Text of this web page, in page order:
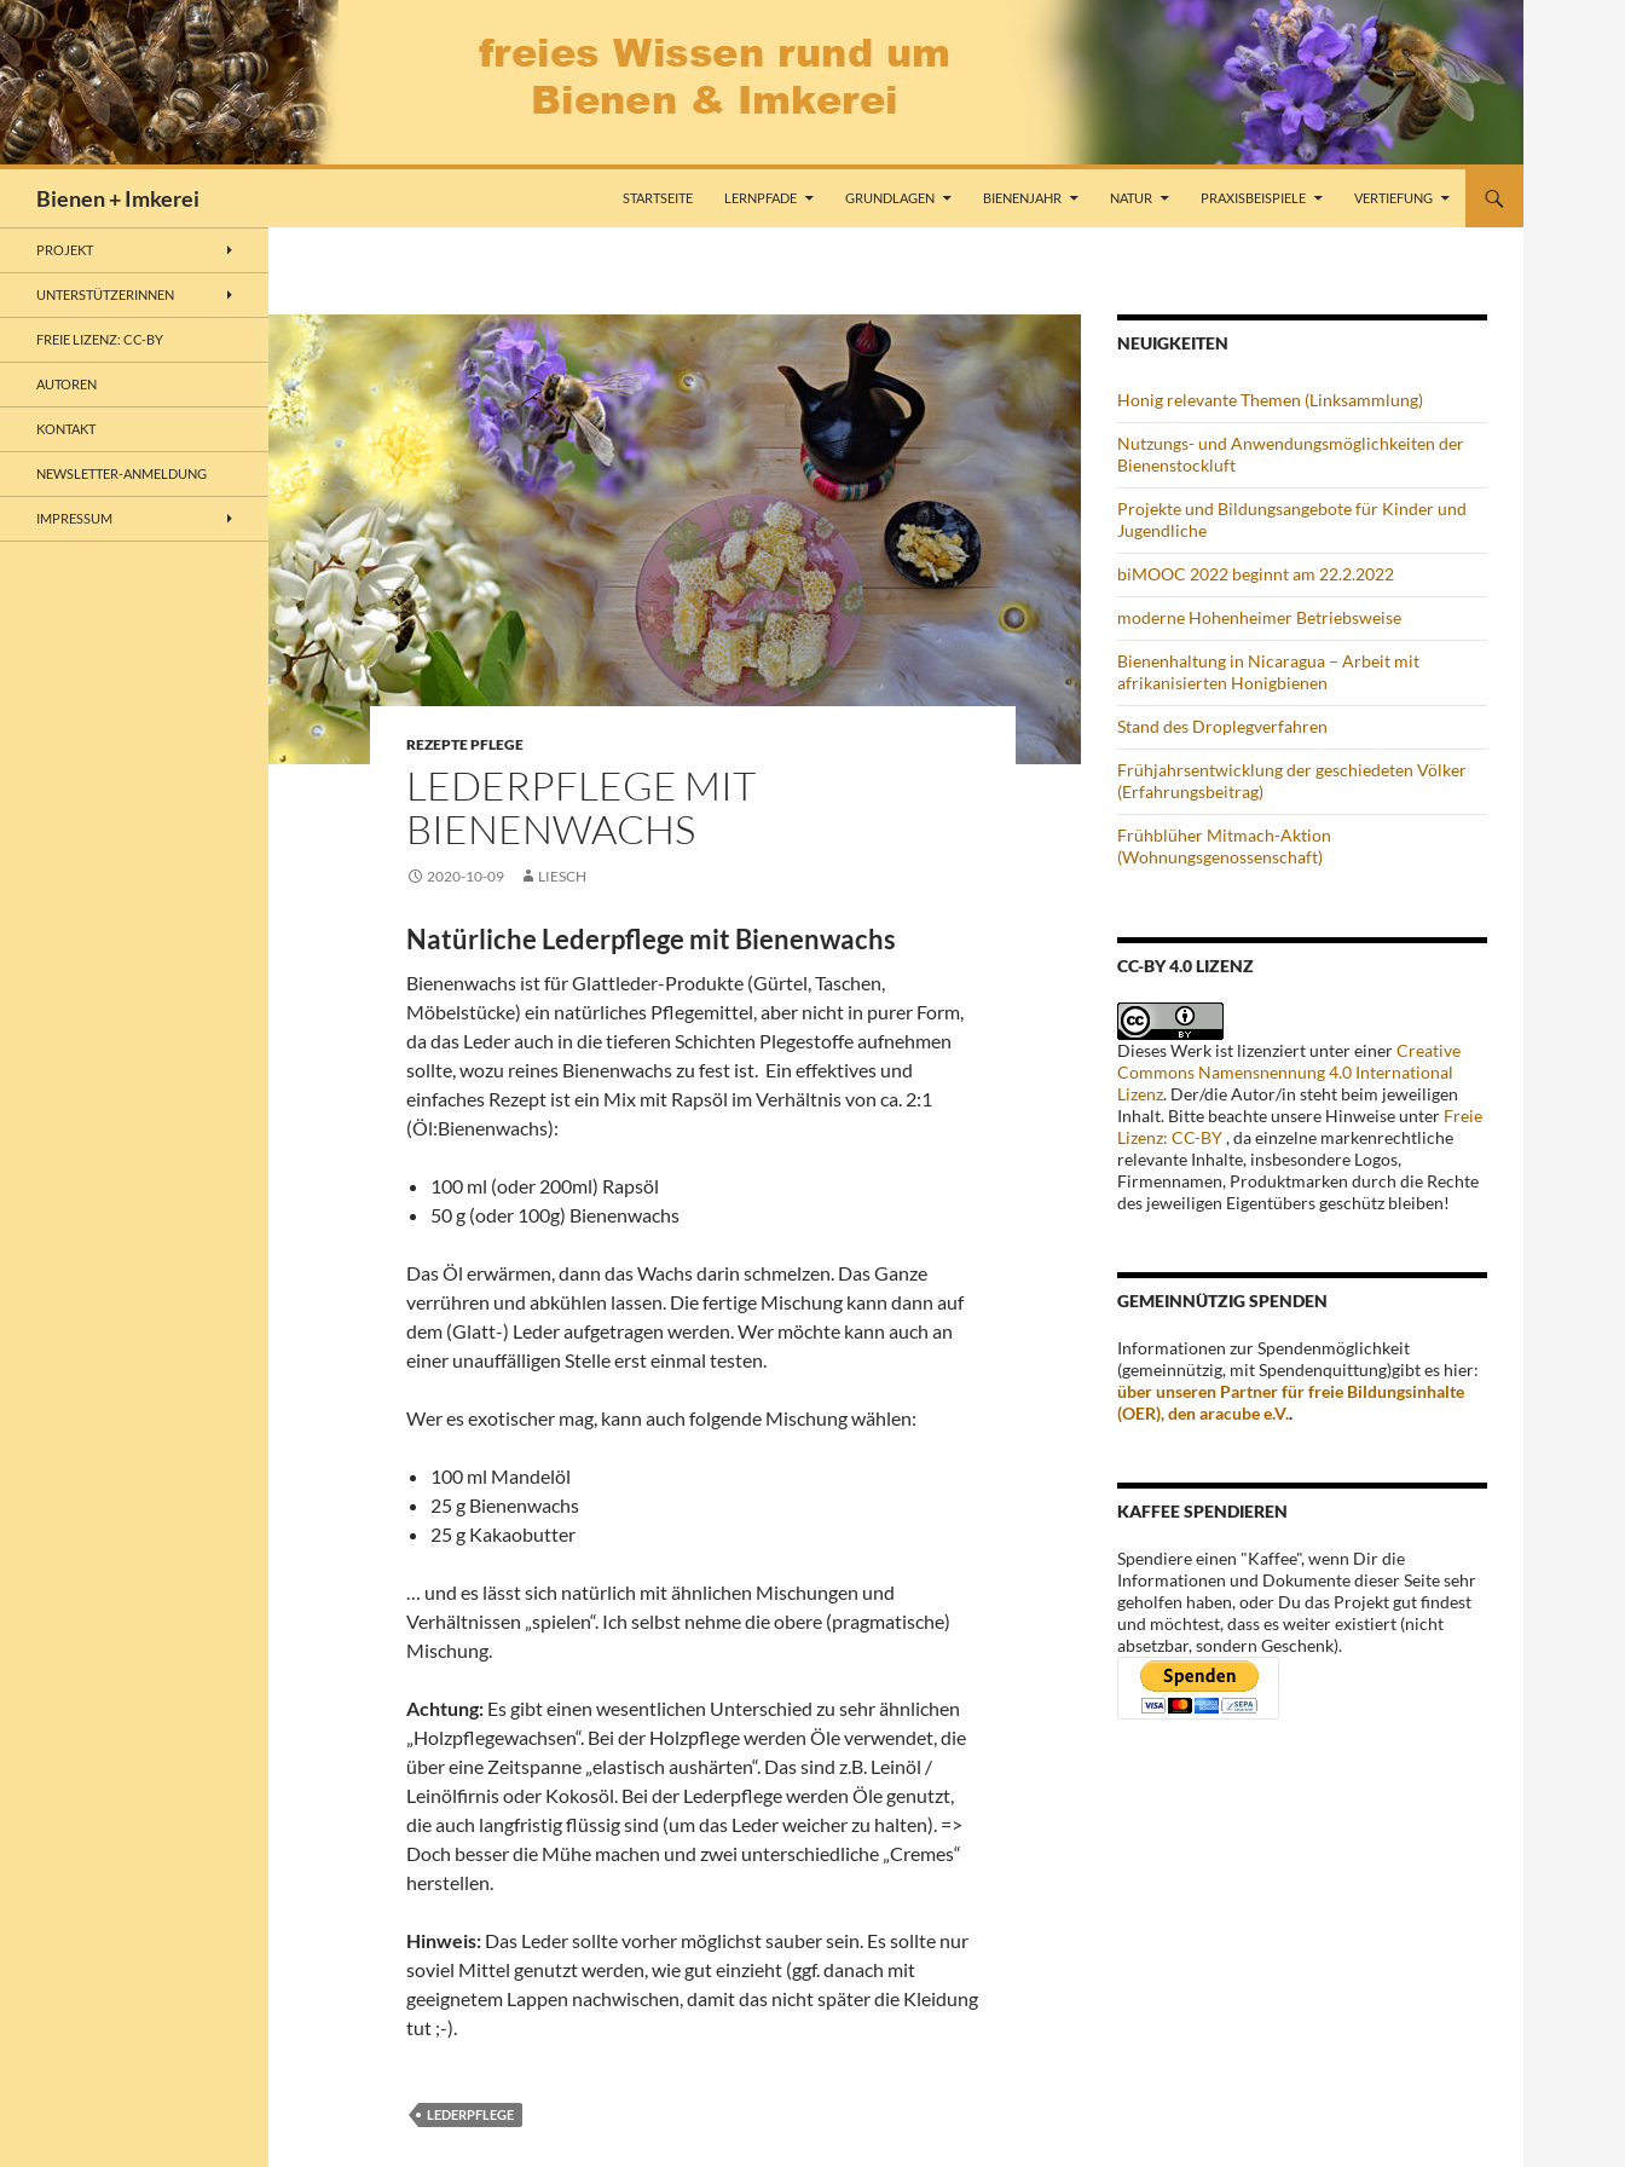
Zum
Inhalt
springen
Bienen + Imkerei STARTSEITE LERNPFADE GRUNDLAGEN BIENENJAHR NATUR PRAXISBEISPIELE VERTIEFUNG
REZEPTE PFLEGE
LEDERPFLEGE MIT
BIENENWACHS
2020-10-09 LIESCH
Natürliche Lederpflege mit Bienenwachs
Bienenwachs ist für Glattleder-Produkte (Gürtel, Taschen,
Möbelstücke) ein natürliches Pflegemittel, aber nicht in purer Form,
da das Leder auch in die tieferen Schichten Plegestoffe aufnehmen
sollte, wozu reines Bienenwachs zu fest ist. Ein effektives und
einfaches Rezept ist ein Mix mit Rapsöl im Verhältnis von ca. 2:1
(Öl:Bienenwachs):
100 ml (oder 200ml) Rapsöl
50 g (oder 100g) Bienenwachs
Das Öl erwärmen, dann das Wachs darin schmelzen. Das Ganze
verrühren und abkühlen lassen. Die fertige Mischung kann dann auf
dem (Glatt-) Leder aufgetragen werden. Wer möchte kann auch an
einer unauffälligen Stelle erst einmal testen.
Wer es exotischer mag, kann auch folgende Mischung wählen:
100 ml Mandelöl
25 g Bienenwachs
25 g Kakaobutter
… und es lässt sich natürlich mit ähnlichen Mischungen und
Verhältnissen „spielen“. Ich selbst nehme die obere (pragmatische)
Mischung.
Achtung: Es gibt einen wesentlichen Unterschied zu sehr ähnlichen
„Holzpflegewachsen“. Bei der Holzpflege werden Öle verwendet, die
über eine Zeitspanne „elastisch aushärten“. Das sind z.B. Leinöl /
Leinölfirnis oder Kokosöl. Bei der Lederpflege werden Öle genutzt,
die auch langfristig flüssig sind (um das Leder weicher zu halten). =>
Doch besser die Mühe machen und zwei unterschiedliche „Cremes“
herstellen.
Hinweis: Das Leder sollte vorher möglichst sauber sein. Es sollte nur
soviel Mittel genutzt werden, wie gut einzieht (ggf. danach mit
geeignetem Lappen nachwischen, damit das nicht später die Kleidung
tut ;-).
LEDERPFLEGE
NEUIGKEITEN
Honig relevante Themen (Linksammlung)
Nutzungs- und Anwendungsmöglichkeiten der
Bienenstockluft
Projekte und Bildungsangebote für Kinder und
Jugendliche
biMOOC 2022 beginnt am 22.2.2022
moderne Hohenheimer Betriebsweise
Bienenhaltung in Nicaragua – Arbeit mit
afrikanisierten Honigbienen
Stand des Droplegverfahren
Frühjahrsentwicklung der geschiedeten Völker
(Erfahrungsbeitrag)
Frühblüher Mitmach-Aktion
(Wohnungsgenossenschaft)
CC-BY 4.0 LIZENZ
Dieses Werk ist lizenziert unter einerCreative
Commons Namensnennung 4.0 International
Lizenz. Der/die Autor/in steht beim jeweiligen
Inhalt. Bitte beachte unsere Hinweise unter Freie
Lizenz: CC-BY, da einzelne markenrechtliche
relevante Inhalte, insbesondere Logos,
Firmennamen, Produktmarken durch die Rechte
des jeweiligen Eigentübers geschütz bleiben!
GEMEINNÜTZIG SPENDEN
Informationen zur Spendenmöglichkeit
(gemeinnützig, mit Spendenquittung)gibt es hier:
über unseren Partner für freie Bildungsinhalte
(OER), den aracube e.V..
KAFFEE SPENDIEREN
Spendiere einen "Kaffee", wenn Dir die
Informationen und Dokumente dieser Seite sehr
geholfen haben, oder Du das Projekt gut findest
und möchtest, dass es weiter existiert (nicht
absetzbar, sondern Geschenk).
PROJEKT
UNTERSTÜTZERINNEN
FREIE LIZENZ: CC-BY
AUTOREN
KONTAKT
NEWSLETTER-ANMELDUNG
IMPRESSUM